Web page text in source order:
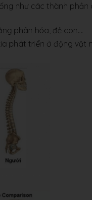
như các thành phần
phân hóa, đẻ con....
phát triển ở động vật